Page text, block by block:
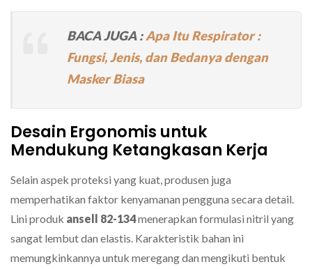
BACA JUGA :Apa Itu Respirator :
Fungsi, Jenis, dan Bedanya dengan
Masker Biasa
Desain Ergonomis untuk
Mendukung Ketangkasan Kerja
Selain aspek proteksi yang kuat, produsen juga
memperhatikan faktor kenyamanan pengguna secara detail.
Lini produk ansell 82-134menerapkan formulasi nitril yang
sangat lembut dan elastis. Karakteristik bahan ini
memungkinkannya untuk meregang dan mengikuti bentuk